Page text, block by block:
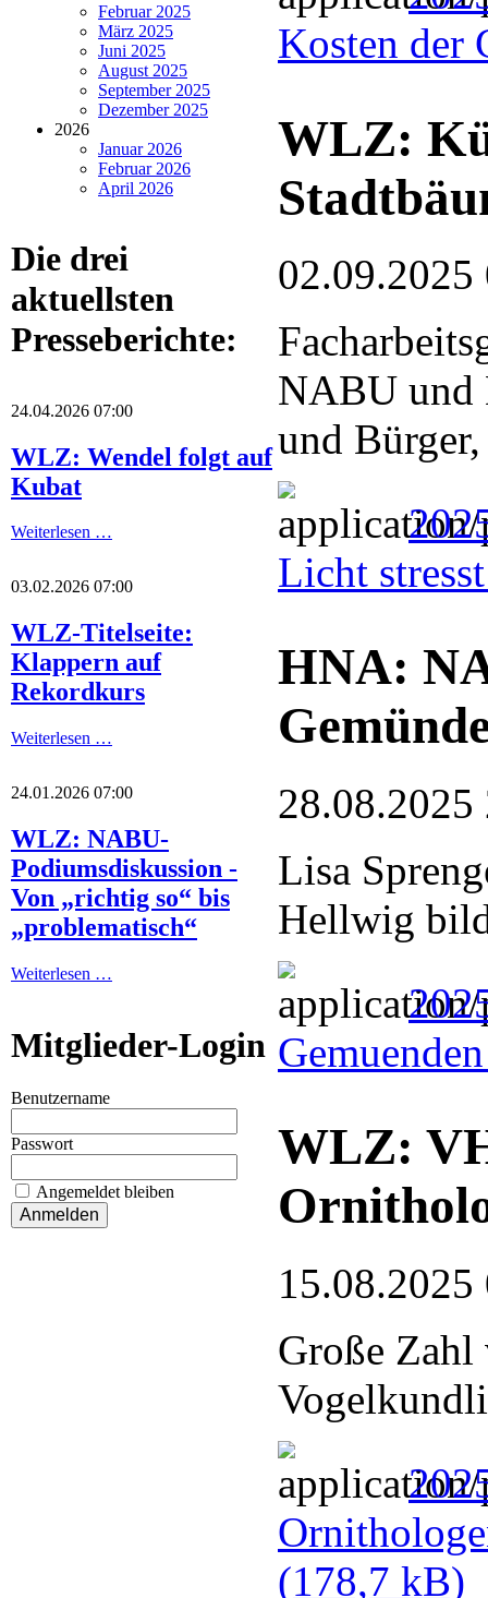
Februar 2025
März 2025
Juni 2025
August 2025
September 2025
Dezember 2025
2026
Januar 2026
Februar 2026
April 2026
Die drei
aktuellsten
Presseberichte:
24.04.2026 07:00
WLZ: Wendel folgt auf
Kubat
Weiterlesen …
03.02.2026 07:00
WLZ-Titelseite:
Klappern auf
Rekordkurs
Weiterlesen …
24.01.2026 07:00
WLZ: NABU-
Podiumsdiskussion -
Von „richtig so“ bis
„problematisch“
Weiterlesen …
Mitglieder-Login
Benutzername
Passwort
Angemeldet bleiben
Kosten der
WLZ:
02.09.2025
NABU und
und Bürger,
Licht
HNA:
28.08.2025
Lisa
Hellwig
WLZ:
15.08.2025
Große Zahl
(178,7 kB)